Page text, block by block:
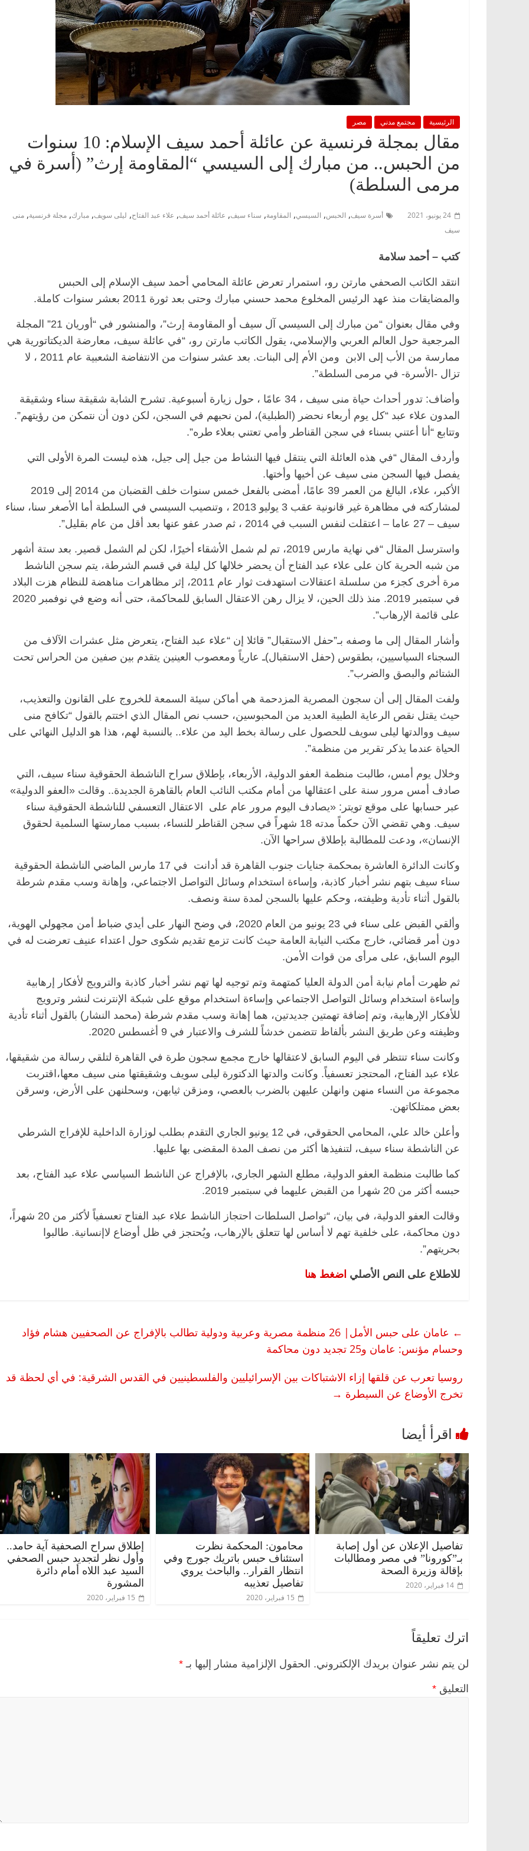
الرئيسية مجتمع مدني مصر
مقال بمجلة فرنسية عن عائلة أحمد سيف الإسلام: 10 سنوات
من الحبس.. من مبارك إلى السيسي “المقاومة إرث” (أسرة في
مرمى السلطة)
24 يونيو، 2021 أسرة سيف, الحبس, السيسي, المقاومة, سناء سيف, عائلة أحمد سيف, علاء عبد الفتاح, ليلى سويف, مبارك, مجلة فرنسية, منى
سيف
كتب – أحمد سلامة
انتقد الكاتب الصحفي مارتن رو، استمرار تعرض عائلة المحامي أحمد سيف الإسلام إلى الحبس
والمضايقات منذ عهد الرئيس المخلوع محمد حسني مبارك وحتى بعد ثورة 2011 بعشر سنوات كاملة.
وفي مقال بعنوان “من مبارك إلى السيسي آل سيف أو المقاومة إرث”، والمنشور في “أوريان 21” المجلة
المرجعية حول العالم العربي والإسلامي، يقول الكاتب مارتن رو، “في عائلة سيف، معارضة الديكتاتورية هي
ممارسة من الأب إلى الابن ومن الأم إلى البنات. بعد عشر سنوات من الانتفاضة الشعبية عام 2011 ، لا
تزال -الأسرة- في مرمى السلطة”.
وأضاف: تدور أحداث حياة منى سيف ، 34 عامًا ، حول زيارة أسبوعية. تشرح الشابة شقيقة سناء وشقيقة
المدون علاء عبد “كل يوم أربعاء نحضر (الطبلية)، لمن نحبهم في السجن، لكن دون أن نتمكن من رؤيتهم”.
وتتابع “أنا أعتني بسناء في سجن القناطر وأمي تعتني بعلاء طره”.
وأردف المقال “في هذه العائلة التي ينتقل فيها النشاط من جيل إلى جيل، هذه ليست المرة الأولى التي
يفصل فيها السجن منى سيف عن أخيها وأختها.
الأكبر، علاء، البالغ من العمر 39 عامًا، أمضى بالفعل خمس سنوات خلف القضبان من 2014 إلى 2019
لمشاركته في مظاهرة غير قانونية عقب 3 يوليو 2013 ، وتنصيب السيسي في السلطة أما الأصغر سنا، سناء
سيف – 27 عاما – اعتقلت لنفس السبب في 2014 ، ثم صدر عفو عنها بعد أقل من عام بقليل”.
واسترسل المقال “في نهاية مارس 2019، تم لم شمل الأشقاء أخيرًا، لكن لم الشمل قصير. بعد ستة أشهر
من شبه الحرية كان على علاء عبد الفتاح أن يحضر خلالها كل ليلة في قسم الشرطة، يتم سجن الناشط
مرة أخرى كجزء من سلسلة اعتقالات استهدفت ثوار عام 2011، إثر مظاهرات مناهضة للنظام هزت البلاد
في سبتمبر 2019. منذ ذلك الحين، لا يزال رهن الاعتقال السابق للمحاكمة، حتى أنه وضع في نوفمبر 2020
على قائمة الإرهاب”.
وأشار المقال إلى ما وصفه بـ”حفل الاستقبال” قائلا إن “علاء عبد الفتاح، يتعرض مثل عشرات الآلاف من
السجناء السياسيين، بطقوس (حفل الاستقبال)ـ عارياً ومعصوب العينين يتقدم بين صفين من الحراس تحت
الشتائم والبصق والضرب”.
ولفت المقال إلى أن سجون المصرية المزدحمة هي أماكن سيئة السمعة للخروج على القانون والتعذيب،
حيث يقتل نقص الرعاية الطبية العديد من المحبوسين، حسب نص المقال الذي اختتم بالقول “تكافح منى
سيف ووالدتها ليلى سويف للحصول على رسالة بخط اليد من علاء.. بالنسبة لهم، هذا هو الدليل النهائي على
الحياة عندما يذكر تقرير من منظمة”.
وخلال يوم أمس، طالبت منظمة العفو الدولية، الأربعاء، بإطلاق سراح الناشطة الحقوقية سناء سيف، التي
صادف أمس مرور سنة على اعتقالها من أمام مكتب النائب العام بالقاهرة الجديدة.. وقالت «العفو الدولية»
عبر حسابها على موقع تويتر: «يصادف اليوم مرور عام على الاعتقال التعسفي للناشطة الحقوقية سناء
سيف. وهي تقضي الآن حكماً مدته 18 شهراً في سجن القناطر للنساء، بسبب ممارستها السلمية لحقوق
الإنسان»، ودعت للمطالبة بإطلاق سراحها الآن.
وكانت الدائرة العاشرة بمحكمة جنايات جنوب القاهرة قد أدانت في 17 مارس الماضي الناشطة الحقوقية
سناء سيف بتهم نشر أخبار كاذبة، وإساءة استخدام وسائل التواصل الاجتماعي، وإهانة وسب مقدم شرطة
بالقول أثناء تأدية وظيفته، وحكم عليها بالسجن لمدة سنة ونصف.
وألقي القبض على سناء في 23 يونيو من العام 2020، في وضح النهار على أيدي ضباط أمن مجهولي الهوية،
دون أمر قضائي، خارج مكتب النيابة العامة حيث كانت تزمع تقديم شكوى حول اعتداء عنيف تعرضت له في
اليوم السابق، على مرأى من قوات الأمن.
ثم ظهرت أمام نيابة أمن الدولة العليا كمتهمة وتم توجيه لها تهم نشر أخبار كاذبة والترويج لأفكار إرهابية
وإساءة استخدام وسائل التواصل الاجتماعي وإساءة استخدام موقع على شبكة الإنترنت لنشر وترويج
للأفكار الإرهابية، وتم إضافة تهمتين جديدتين، هما إهانة وسب مقدم شرطة (محمد النشار) بالقول أثناء تأدية
وظيفته وعن طريق النشر بألفاظ تتضمن خدشاً للشرف والاعتبار في 9 أغسطس 2020.
وكانت سناء تنتظر في اليوم السابق لاعتقالها خارج مجمع سجون طرة في القاهرة لتلقي رسالة من شقيقها،
علاء عبد الفتاح، المحتجز تعسفياً. وكانت والدتها الدكتورة ليلى سويف وشقيقتها منى سيف معها،اقتربت
مجموعة من النساء منهن وانهلن عليهن بالضرب بالعصي، ومزقن ثيابهن، وسحلنهن على الأرض، وسرقن
بعض ممتلكاتهن.
وأعلن خالد علي، المحامي الحقوقي، في 12 يونيو الجاري التقدم بطلب لوزارة الداخلية للإفراج الشرطي
عن الناشطة سناء سيف، لتنفيذها أكثر من نصف المدة المقضى بها عليها.
كما طالبت منظمة العفو الدولية، مطلع الشهر الجاري، بالإفراج عن الناشط السياسي علاء عبد الفتاح، بعد
حبسه أكثر من 20 شهرا من القبض عليهما في سبتمبر 2019.
وقالت العفو الدولية، في بيان، “تواصل السلطات احتجاز الناشط علاء عبد الفتاح تعسفياً لأكثر من 20 شهراً،
دون محاكمة، على خلفية تهم لا أساس لها تتعلق بالإرهاب، ويُحتجز في ظل أوضاع لاإنسانية. طالبوا
بحريتهم”.
للاطلاع على النص الأصلي اضغط هنا
←
عامان على حبس الأمل| 26 منظمة مصرية وعربية ودولية تطالب بالإفراج عن الصحفيين هشام فؤاد
وحسام مؤنس: عامان و25 تجديد دون محاكمة
روسيا تعرب عن قلقها إزاء الاشتباكات بين الإسرائيليين والفلسطينيين في القدس الشرقية: في أي لحظة قد
تخرج الأوضاع عن السيطرة →
تفاصيل الإعلان عن أول إصابة
بـ”كورونا” في مصر ومطالبات
بإقالة وزيرة الصحة
14 فبراير، 2020
محامون: المحكمة نظرت
استئناف حبس باتريك جورج وفي
انتظار القرار.. والباحث يروي
تفاصيل تعذيبه
15 فبراير، 2020
إطلاق سراح الصحفية آية حامد..
وأول نظر لتجديد حبس الصحفي
السيد عبد اللاه أمام دائرة
المشورة
15 فبراير، 2020
اترك تعليقاً
لن يتم نشر عنوان بريدك الإلكتروني. الحقول الإلزامية مشار إليها بـ *
التعليق *
الرئيسية مصر ناس وناس
مقعد شاغر على مائدة الإفطار.. يحيى
(بروفايل)
21 فبراير، 2026
الرئيسية مصر ناس وناس
في ذكرى رحيله.. د. نور فرحات فقيه
قانوني دافع عن قضايا الوطن وانحاز
للحرية (بروفايل)
26 يناير، 2026
ناس وناس
فاروق.. خبير اقتصادي
بذكرى ميلاده وحيداً على أبواب